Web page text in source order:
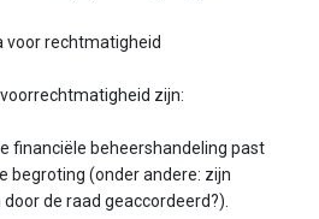
voor rechtmatigheid
zijn:
financiële beheershandeling past
begroting (onder andere: zijn
de raad geaccordeerd?).